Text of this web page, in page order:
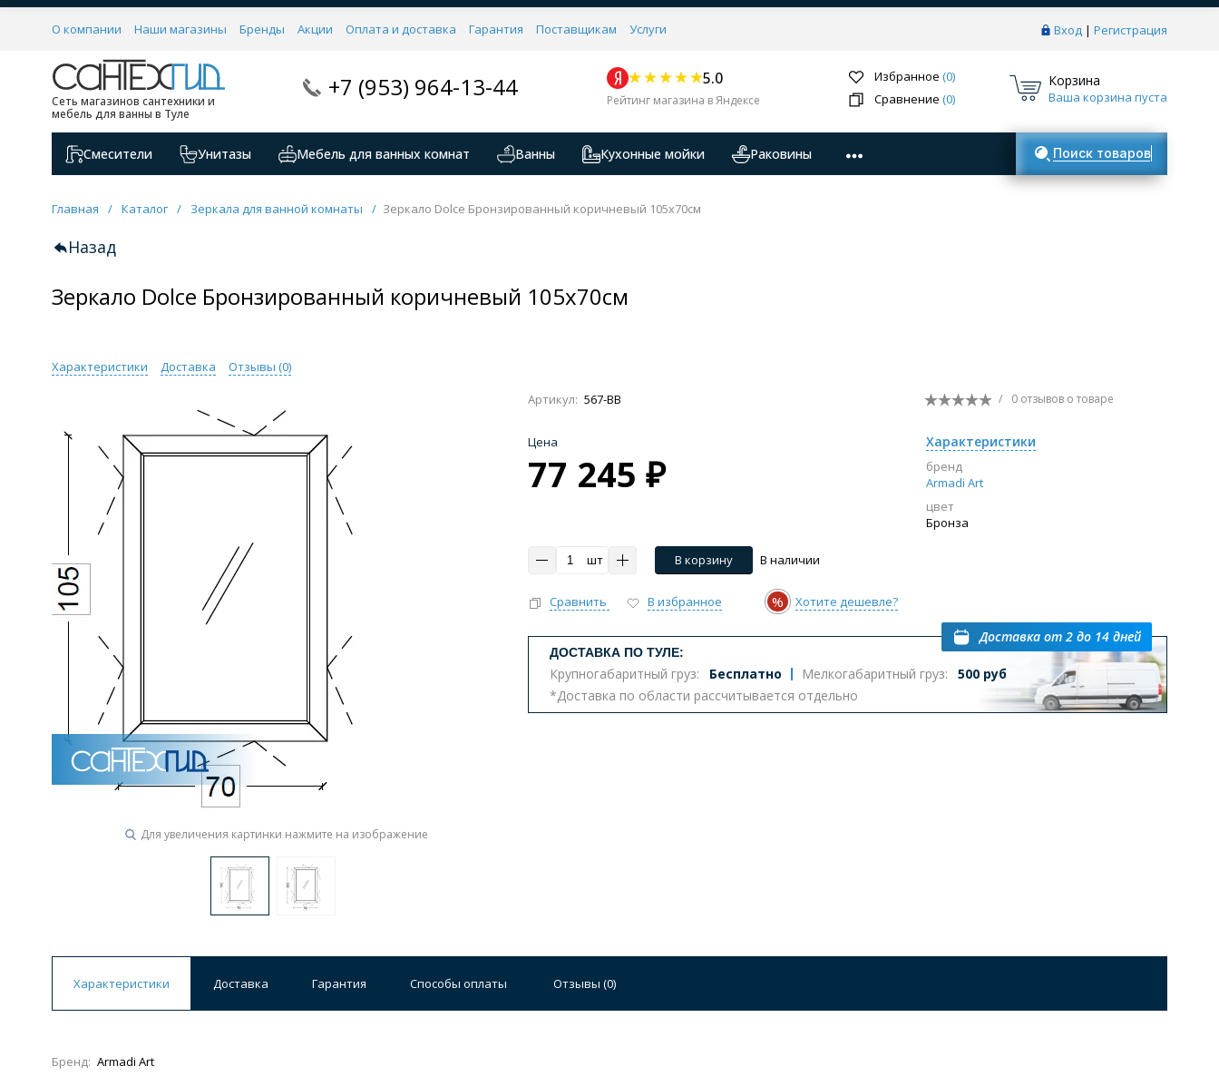
Вход | Регистрация
О компании Наши магазины Бренды Акции Оплата и доставка Гарантия Поставщикам Услуги
Сеть магазинов сантехники и
мебель для ванны в Туле
+7 (953) 964-13-44 5.0
Рейтинг магазина в Яндексе
Избранное (0)
Сравнение (0)
Корзина
Ваша корзина пуста
Смесители Унитазы Мебель для ванных комнат Ванны Кухонные мойки Раковины Поиск товаров
Главная / Каталог / Зеркала для ванной комнаты / Зеркало Dolce Бронзированный коричневый 105x70см
Назад
Зеркало Dolce Бронзированный коричневый 105x70см
Характеристики Доставка Отзывы (0)
Для увеличения картинки нажмите на изображение
Артикул: 567-BB / 0 отзывов о товаре
Цена
77 245 ₽
Характеристики
бренд
Armadi Art
цвет
Бронза
шт В корзину В наличии
Сравнить В избранное % Хотите дешевле?
ДОСТАВКА ПО ТУЛЕ:
Крупногабаритный груз: Бесплатно Мелкогабаритный груз:
500 руб
*Доставка по области рассчитывается отдельно
Доставка от 2 до 14 дней
Характеристики Доставка Гарантия Способы оплаты Отзывы (0)
Бренд: Armadi Art